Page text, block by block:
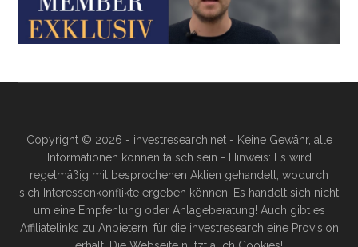
Copyright © 2026 - investresearch.net - Keine Gewähr, alle
Informationen können falsch sein - Hinweis: Es wird
regelmäßig mit besprochenen Aktien gehandelt, wodurch
sich Interessenkonflikte ergeben können. Es handelt sich nicht
um eine Empfehlung oder Anlageberatung! Auch gibt es
Affiliatelinks zu Anbietern, für die investresearch eine Provision